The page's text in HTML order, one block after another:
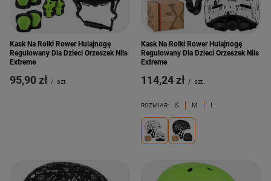
Kask Na Rolki Rower Hulajnogę
Regulowany Dla Dzieci Orzeszek Nils
Extreme
95,90 zł / szt.
Kask Na Rolki Rower Hulajnogę
Regulowany Dla Dzieci Orzeszek Nils
Extreme
114,24 zł / szt.
ROZMIAR: S M L